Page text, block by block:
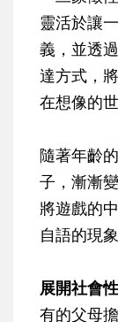
靈活於讓
義，並透
達方式，
在想像的
隨著年齡
子，漸漸
將遊戲的
自語的現
展開社會
有的父母